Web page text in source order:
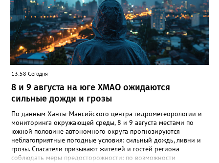
полицию", - добавил источник.
13:58 Сегодня
8 и 9 августа на юге ХМАО ожидаются
сильные дожди и грозы
По данным Ханты-Мансийского центра гидрометеорологии и
мониторинга окружающей среды, 8 и 9 августа местами по
южной половине автономного округа прогнозируются
неблагоприятные погодные условия: сильный дождь, ливни и
грозы. Спасатели призывают жителей и гостей региона
соблюдать меры предосторожности: по возможности